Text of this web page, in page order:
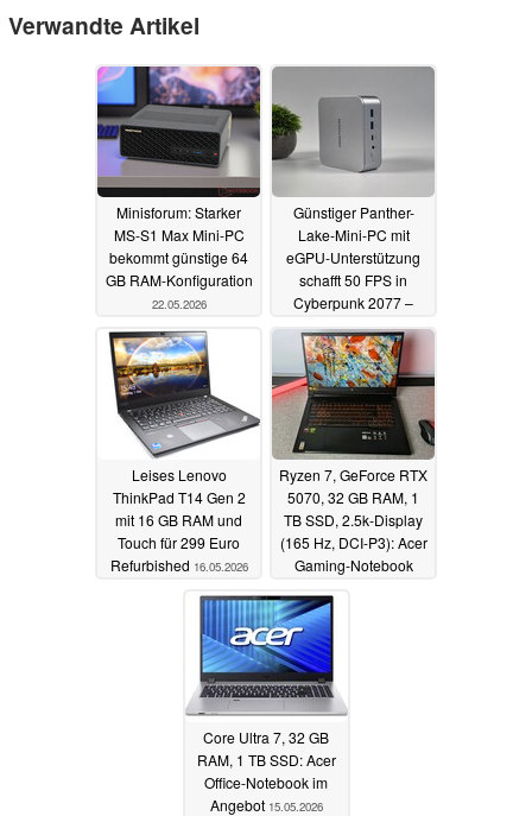
Verwandte Artikel
Minisforum: Starker
MS-S1 Max Mini-PC
bekommt günstige 64
GB RAM-Konfiguration
22.05.2026
Günstiger Panther-
Lake-Mini-PC mit
eGPU-Unterstützung
schafft 50 FPS in
Cyberpunk 2077 –
ohne Frame
Generation20.05.2026
Leises Lenovo
ThinkPad T14 Gen 2
mit 16 GB RAM und
Touch für 299 Euro
Refurbished 16.05.2026
Ryzen 7, GeForce RTX
5070, 32 GB RAM, 1
TB SSD, 2.5k-Display
(165 Hz, DCI-P3): Acer
Gaming-Notebook
15.05.2026
Core Ultra 7, 32 GB
RAM, 1 TB SSD: Acer
Office-Notebook im
Angebot 15.05.2026